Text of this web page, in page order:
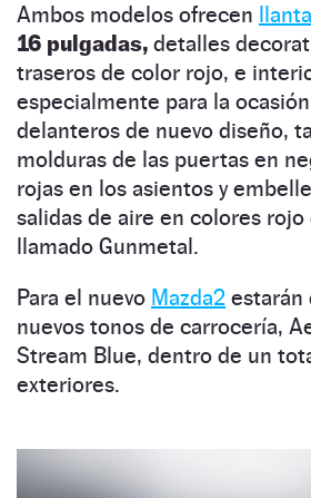
Ambos modelos ofrecen
16 pulgadas, detalles
traseros de color rojo, e
especialmente para la
delanteros de nuevo diseño,
molduras de las puertas en
rojas en los asientos y
salidas de aire en colores rojo
llamado Gunmetal.
Para el nuevo Mazda2 estarán
nuevos tonos de carrocería,
Stream Blue, dentro de un
exteriores.